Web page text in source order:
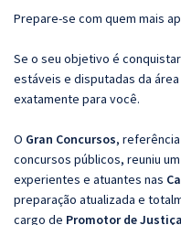
Prepare-se com quem mais
Se o seu objetivo é
estáveis e disputadas da área
exatamente para você.
O Gran Concursos,
concursos públicos, reuniu
experientes e atuantes nas
preparação atualizada e
cargo de Promotor de Justiça